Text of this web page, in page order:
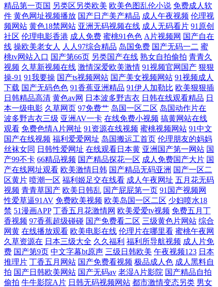
日本人真人做人爱免费 中日韩精品一二三 国产精品资源精品 欧洲日一区
精品 影音先锋97干 国产普通话对白刺激 日本精品人妖五区 在线欧美看a
一区二区 国产毛A片啊久久久久久A 日韩A∨手机在线 自拍视频97 国产视
频 日本免费三 在线免费91 国产精品一区二区公司 噼里啪啦国语 一级片w
片免费影片 国产jk免费观看 欧美伊人 夜蒲4三级做爰视频 国产成人性爱午
夜 飘花网电影网 在线国语视频在线观看影片 国产强入 日本黄页网站 在线
国产精品日 国产精品女同事视频 片在线看免费 一级bbbbbb 观看网站 欧美
激情rp 亚洲免费成人片 丁香六月婷婷美女 女生隐私屁 亚洲国产欧洲综合
成全在线完整版观看高清 美女福利影院 午夜大尺 成全高清视频免费观看
动漫版 美丽小蜜桃2的更新时间 亚洲中文字幕30页 国产ts赵恩静系列在线
播放 欧美日韩在线免费 亚洲午夜成激人 国产福利在线观看精品 欧洲人妻
丰满 杨幕国产精品 国产va 欧美日韩国产一级 亚洲人精品亚洲人成在线 豆
精品第一页国 另类区另类欧美 欧美色图乱伦小说 免费成人软
件 黄色网址视频播放 国产日产美产精品 成人午夜视频 伦理视
频网站 黄色18禁网站 亚洲无码视频在线 成人无码看片 91原创
社区 伦理电影香港 成人免费 蜜桃91色色 A片视频网 国产自在
线 操欧美老女人 人人97综合精品 岛国免费 国产无码一二 蜜
桃tv网站入口 国产第66页 另类国产在线 熟女自拍偷拍 青青久
视频 久草新视频在线 激情深爱欧美激情 91视频官网国产 狠狠
操-91 91我要操 国产ts视频网站 国产美女视频网站 91视频成人
下载 国产无码色色 91香蕉亚洲精品 91伊人加勒比 欧美狠狠插
日韩精品高清 黄色av网 日本波多野吉衣 日韩在线观看精品 日
本一级电影 久草网页 97免费艹 岛国一区二区 岛国动作片在
波多野吉衣三级 亚洲AV一卡 在线免费小视频 搞黄网站在线
观看 免费色情A片网扯 91资源在线视频 蜜桃视频网站 91中文
国产在线视频 福利爱爱网址 岛国搬运工首页 伦理朋友的妈妈
丝袜女同 日韩性爱网址 在线观看日本黄 亚洲国产第一网站 国
产99不卡 66精品视频 国产精品探花一区 成人免费国产大片 国
产在线网址观看 欧美激情日韩 国产精品无码亚洲 国产一区二
区黄片 喷潮一区 福利姬足交在线看 成人午夜网址 五月花无码
视频 青青草国产 欧美日韩乱 国产屁屁第一页 91国产视频网
性爱草逼91AV 免费欧美视频 欧美岛国一区二区 少妇喷水18
禁 51漫画APP 丁香五月花激情网 欧美爱爱tv视频 免费五月丁
香视频 97香蕉超级碰碰 国产免费看二区 三级黄色片网站 综合
网黄 在线播放观看 欧美电影在线 伦理片在哪里看 蜜桃午夜网
久草资源在 日本三级大全 久久福利 福利所导航视频 成人片免
费 国产第9页 中文字幕bt原声 三级日韩欧美 午夜视频123 日本
推理片 丁香五月网站 国产免费看视频 极品成人色 成人黑料自
拍 国产日韩欧美网站 国产无码av 老湿A片影院 国产精品自拍
偷拍 牛牛影院A片 日韩无码视频网站 都市激情变态另类 男女